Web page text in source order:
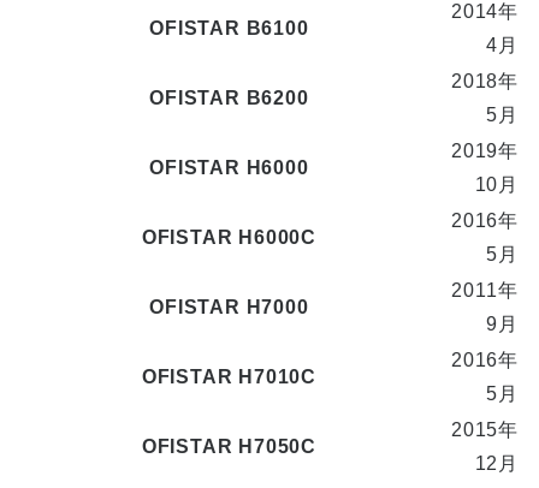
OFISTAR B6100
2014年
4月
OFISTAR B6200
2018年
5月
OFISTAR H6000
2019年
10月
OFISTAR H6000C
2016年
5月
OFISTAR H7000
2011年
9月
OFISTAR H7010C
2016年
5月
OFISTAR H7050C
2015年
12月